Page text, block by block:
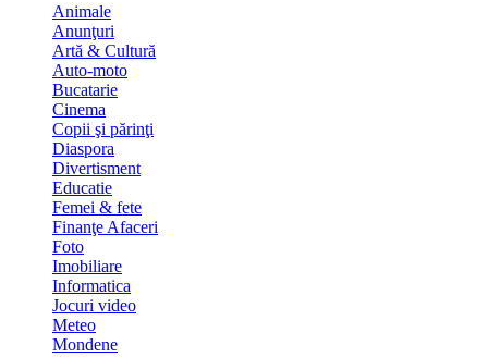
Animale
Anunţuri
Artă & Cultură
Auto-moto
Bucatarie
Cinema
Copii şi părinţi
Diaspora
Divertisment
Educatie
Femei & fete
Finanţe Afaceri
Foto
Imobiliare
Informatica
Jocuri video
Meteo
Mondene